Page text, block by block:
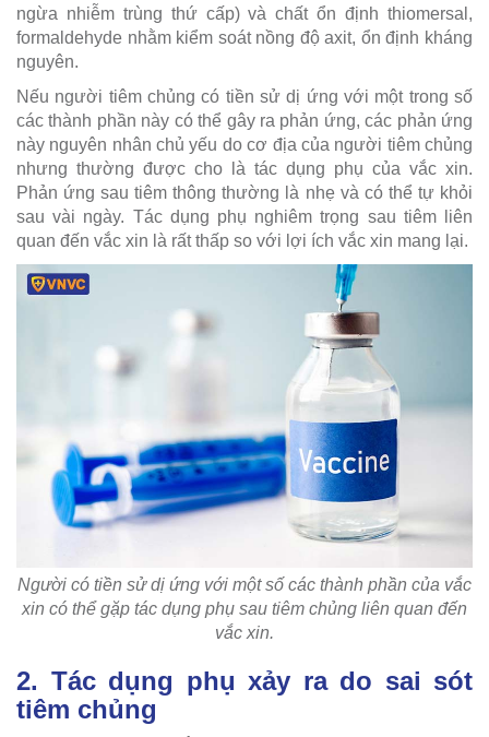
ngừa nhiễm trùng thứ cấp) và chất ổn định thiomersal,
formaldehyde nhằm kiểm soát nồng độ axit, ổn định kháng
nguyên.
Nếu người tiêm chủng có tiền sử dị ứng với một trong số
các thành phần này có thể gây ra phản ứng, các phản ứng
này nguyên nhân chủ yếu do cơ địa của người tiêm chủng
nhưng thường được cho là tác dụng phụ của vắc xin.
Phản ứng sau tiêm thông thường là nhẹ và có thể tự khỏi
sau vài ngày. Tác dụng phụ nghiêm trọng sau tiêm liên
quan đến vắc xin là rất thấp so với lợi ích vắc xin mang lại.
Người có tiền sử dị ứng với một số các thành phần của vắc
xin có thể gặp tác dụng phụ sau tiêm chủng liên quan đến
vắc xin.
2. Tác dụng phụ xảy ra do sai sót
tiêm chủng